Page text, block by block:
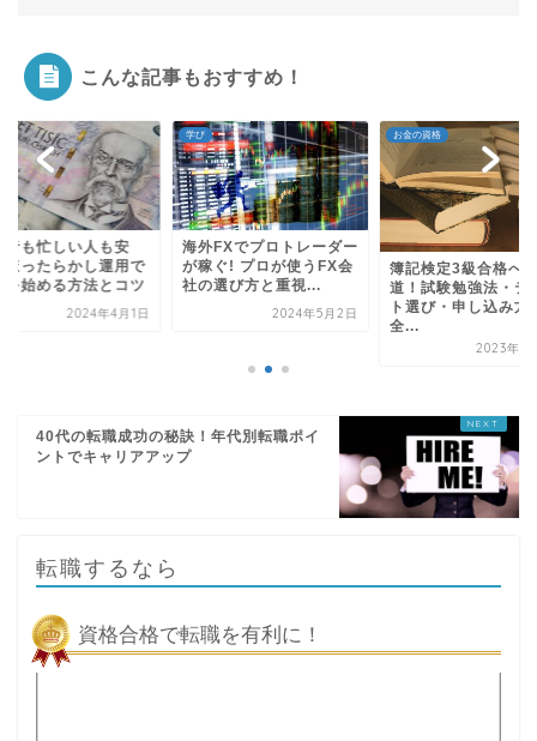
こんな記事もおすすめ！
者も忙しい人も安
ほったらかし運用で
を始める方法とコツ
2024年4月1日
学び
海外FXでプロトレーダー
が稼ぐ! プロが使うFX会
社の選び方と重視...
2024年5月2日
お金の資格
簿記検定3級合格へ
道！試験勉強法・テ
ト選び・申し込み方
全...
2023年11
40代の転職成功の秘訣！年代別転職ポイ
ントでキャリアアップ
転職するなら
資格合格で転職を有利に！